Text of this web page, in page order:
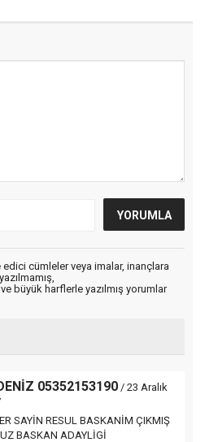
cümleler veya imalar, inançlara
büyük harflerle yazılmış yorumlar
05352153190 / 23 Aralık
SAYİN RESUL BASKANİM ÇIKMIŞ
BASKAN ADAYLİGİ